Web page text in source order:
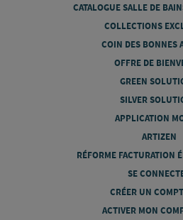
CATALOGUE SALLE DE
COLLECTIONS
COIN DES BONNES
OFFRE DE
GREEN
SILVER
APPLICATION
ARTIZEN
RÉFORME FACTURATION
SE
CRÉER UN
ACTIVER MON